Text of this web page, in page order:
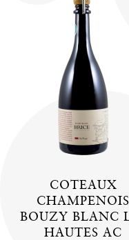
COTEAUX
CHAMPENOIS
BOUZY BLANC
HAUTES AC